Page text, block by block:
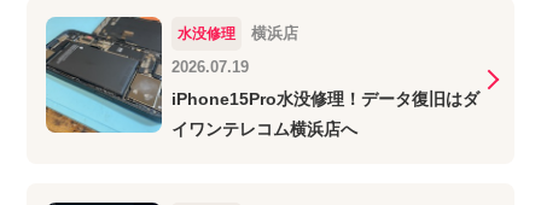
水没修理
横浜店
2026.07.19
iPhone15Pro水没修理！データ復旧はダ
イワンテレコム横浜店へ